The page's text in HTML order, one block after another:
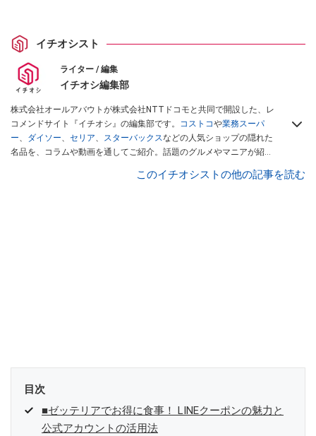
イチオシスト
ライター / 編集
イチオシ編集部
株式会社オールアバウトが株式会社NTTドコモと共同で開設した、レ
コメンドサイト『イチオシ』の編集部です。 コストコや業務スーパ
ー、 ダイソー、 セリア、 スターバックスなどの人気ショップの隠れた
名品を、コラムや動画を通してご紹介。話題のグルメやマニアが紹介
インフルエンサーが実際に使用してレビューしています。毎日トレン
このイチオシストの他の記事を読む
目次
■ゼッテリアでお得に食事！ LINEクーポンの魅力と
公式アカウントの活用法